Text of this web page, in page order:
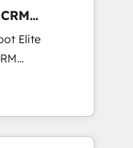
of
and
them a
of
for our
Elite
Custom AI
With
help